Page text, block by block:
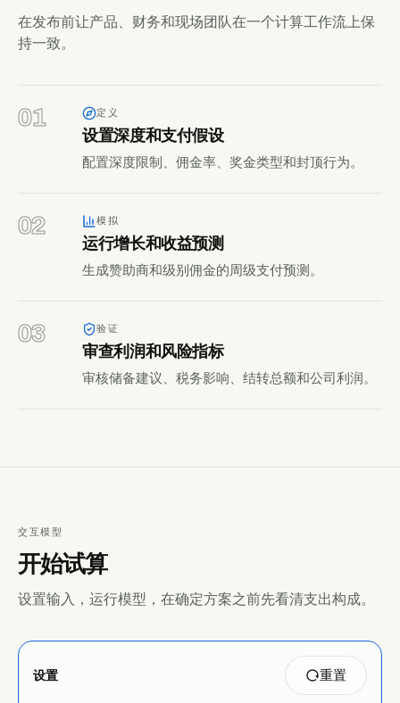
在发布前让产品、财务和现场团队在一个计算工作流上保
持一致。
01 定义
设置深度和支付假设
配置深度限制、佣金率、奖金类型和封顶行为。
02 模拟
运行增长和收益预测
生成赞助商和级别佣金的周级支付预测。
03 验证
审查利润和风险指标
审核储备建议、税务影响、结转总额和公司利润。
交互模型
开始试算
设置输入，运行模型，在确定方案之前先看清支出构成。
设置 重置